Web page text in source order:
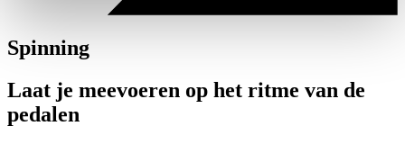
Spinning
Laat je meevoeren op het ritme van de
pedalen